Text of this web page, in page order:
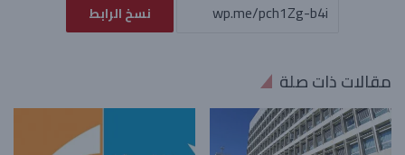
نسخ الرابط
مقالات ذات صلة